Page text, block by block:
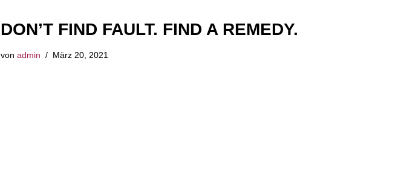
DON’T FIND FAULT. FIND A REMEDY.
von admin März 20, 2021